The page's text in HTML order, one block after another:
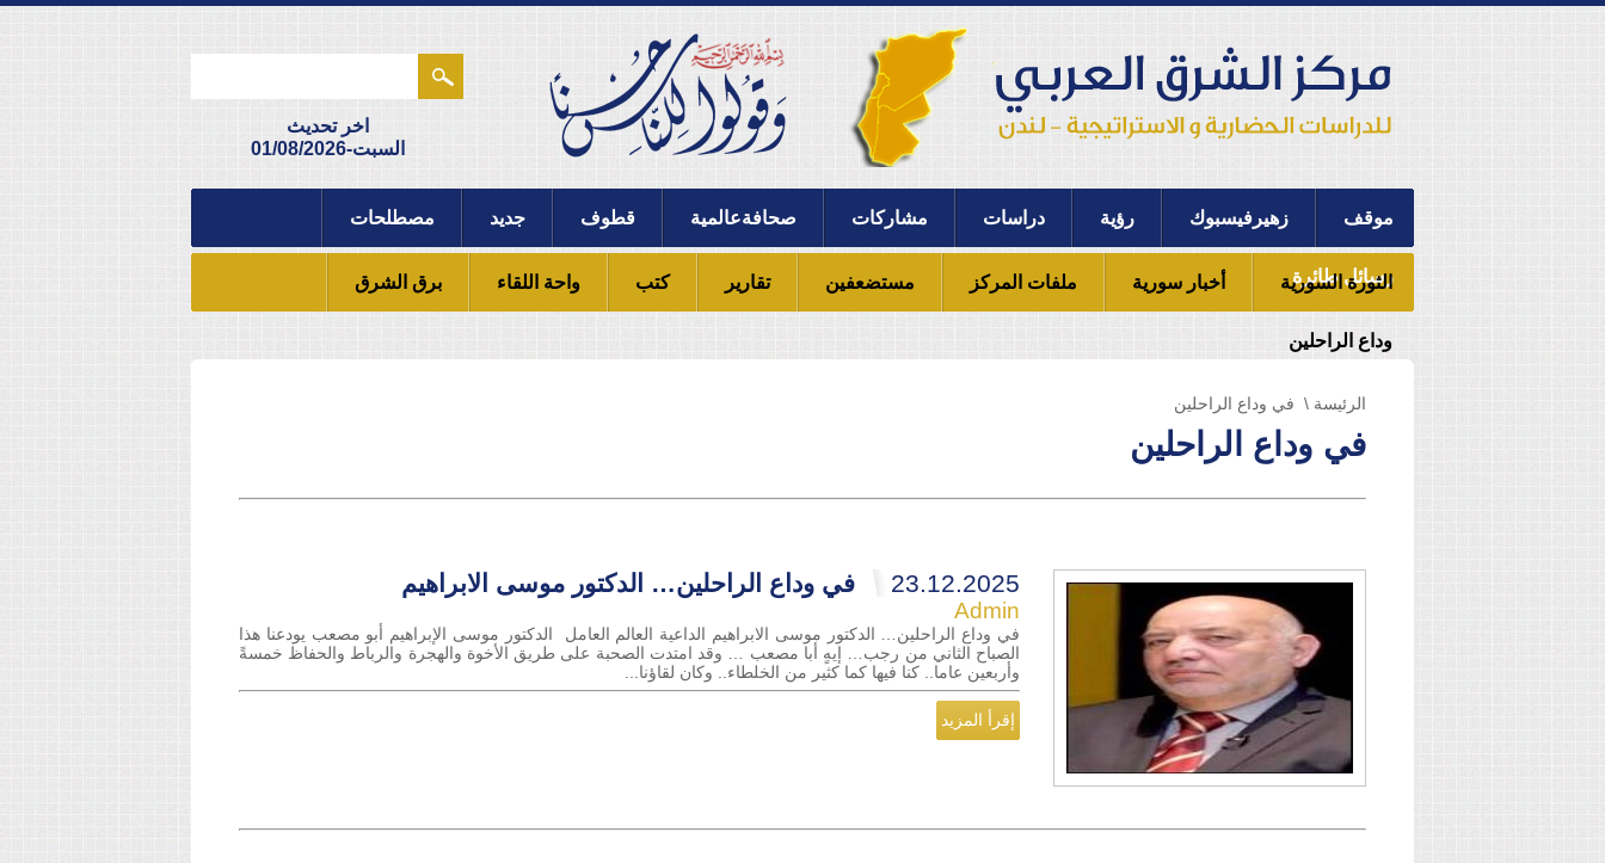
اخر تحديث
السبت-01/08/2026
موقف زهيرفيسبوك رؤية دراسات مشاركات صحافةعالمية قطوف جديد مصطلحات
رسائل طائرة
الثورة السورية أخبار سورية ملفات المركز مستضعفين تقارير كتب واحة اللقاء برق الشرق
وداع الراحلين
الرئيسة \ في وداع الراحلين
في وداع الراحلين
23.12.2025 في وداع الراحلين… الدكتور موسى الابراهيم
Admin
في وداع الراحلين… الدكتور موسى الابراهيم الداعية العالم العامل الدكتور موسى الإبراهيم أبو مصعب يودعنا هذا
الصباح الثاني من رجب… إيهٍ أبا مصعب … وقد امتدت الصحبة على طريق الأخوة والهجرة والرباط والحفاظ خمسةً
وأربعين عاما.. كنا فيها كما كثير من الخلطاء.. وكان لقاؤنا...
إقرأ المزيد